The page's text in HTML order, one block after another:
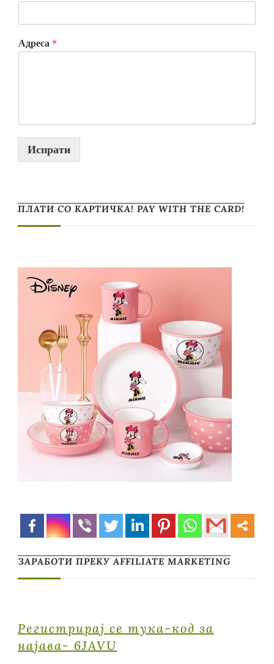
Адреса *
Испрати
ПЛАТИ СО КАРТИЧКА! PAY WITH THE CARD!
ЗАРАБОТИ ПРЕКУ AFFILIATE MARKETING
Регистрирај се тука-код за
најава- 6JAVU